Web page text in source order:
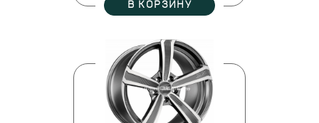
В КОРЗИНУ